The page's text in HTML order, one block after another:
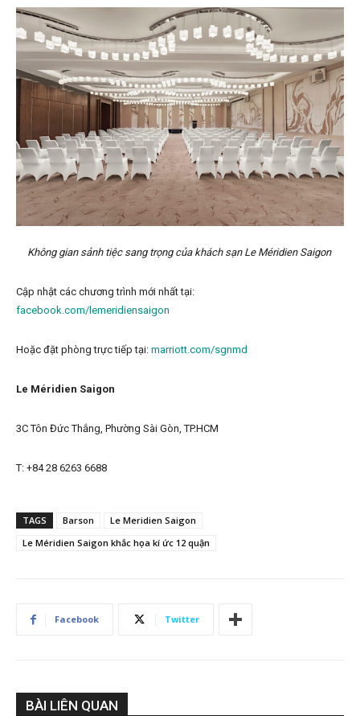
Không gian sảnh tiệc sang trọng của khách sạn Le Méridien Saigon
Cập nhật các chương trình mới nhất tại:
facebook.com/lemeridiensaigon
Hoặc đặt phòng trực tiếp tại: marriott.com/sgnmd
Le Méridien Saigon
3C Tôn Đức Thắng, Phường Sài Gòn, TP.HCM
T: +84 28 6263 6688
TAGS Barson
Le Meridien Saigon
Le Méridien Saigon khắc họa kí ức 12 quận
Facebook Twitter
BÀI LIÊN QUAN